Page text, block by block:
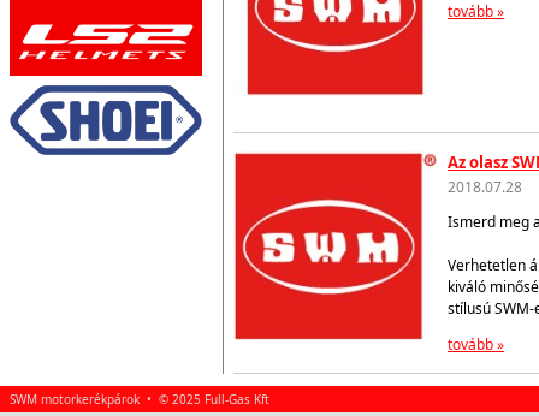
tovább »
Az olasz
2018.07.28
Ismerd meg
Verhetetlen
kiváló
stílusú SWM-
tovább »
SWM motorkerékpárok • © 2025 Full-Gas Kft